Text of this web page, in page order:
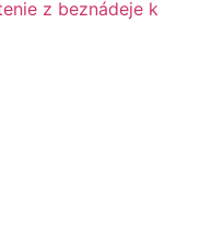
z beznádeje k